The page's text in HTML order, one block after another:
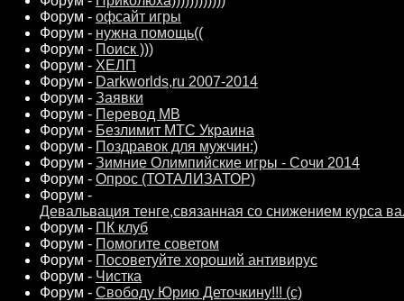
Форум - офсайт игры
Форум - нужна помощь((
Форум - Поиск )))
Форум - ХЕЛП
Форум - Darkworlds,ru 2007-2014
Форум - Заявки
Форум - Перевод МВ
Форум - Безлимит МТС Украина
Форум - Поздравок для мужчин:)
Форум - Зимние Олимпийские игры - Сочи 2014
Форум - Опрос (ТОТАЛИЗАТОР)
Форум -
Девальвация тенге,связанная со снижением курса
Форум - ПК клуб
Форум - Помогите советом
Форум - Посоветуйте хороший антивирус
Форум - Чистка
Форум - Свободу Юрию Деточкину!!! (с)